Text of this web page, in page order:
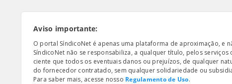
Aviso importante:
O portal SíndicoNet é apenas uma plataforma de aproximação,
SíndicoNet não se responsabiliza, a qualquer título, pelos
ciente que todos os eventuais danos ou prejuízos, de qualquer
do fornecedor contratado, sem qualquer solidariedade ou
Para saber mais, acesse nosso Regulamento de Uso.